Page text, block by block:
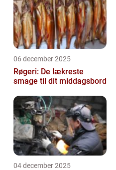
06 december 2025
Røgeri: De lækreste
smage til dit middagsbord
04 december 2025